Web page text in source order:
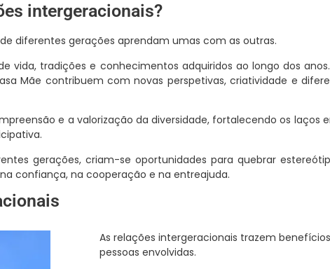
intergeracionais?
diferentes gerações aprendam umas com as outras.
vida, tradições e conhecimentos adquiridos ao longo dos
Mãe contribuem com novas perspetivas, criatividade e
e a valorização da diversidade, fortalecendo os laços
gerações, criam-se oportunidades para quebrar
confiança, na cooperação e na entreajuda.
As relações intergeracionais trazem
pessoas envolvidas.